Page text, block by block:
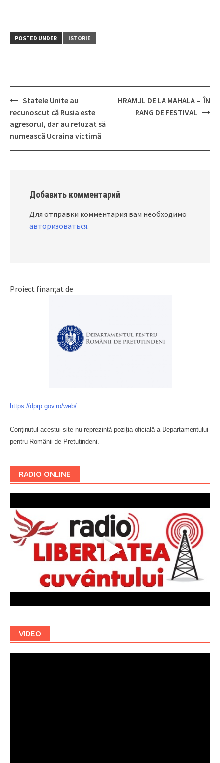
POSTED UNDER ISTORIE
Post
navigation
Statele Unite au
recunoscut că Rusia este
agresorul, dar au refuzat să
numească Ucraina victimă
HRAMUL DE LA MAHALA – ÎN
RANG DE FESTIVAL
Добавить комментарий
Для отправки комментария вам необходимо
авторизоваться.
Proiect finanțat de
https://dprp.gov.ro/web/
Conținutul acestui site nu reprezintă poziția oficială a Departamentului
pentru Românii de Pretutindeni.
RADIO ONLINE
VIDEO